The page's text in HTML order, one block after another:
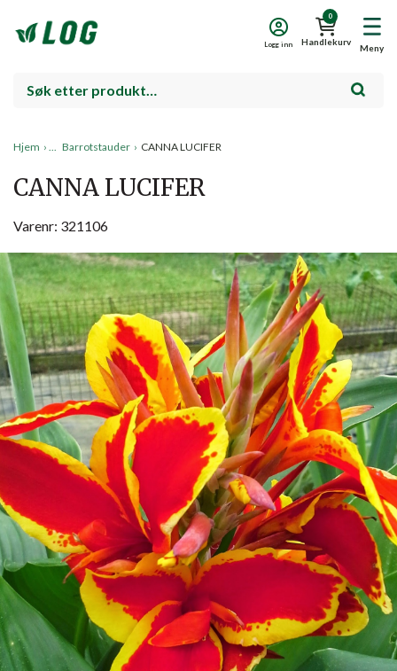
Meny
0
Handlekurv
Logg inn
Hjem › Barrotstauder › CANNA LUCIFER
CANNA LUCIFER
Varenr: 321106